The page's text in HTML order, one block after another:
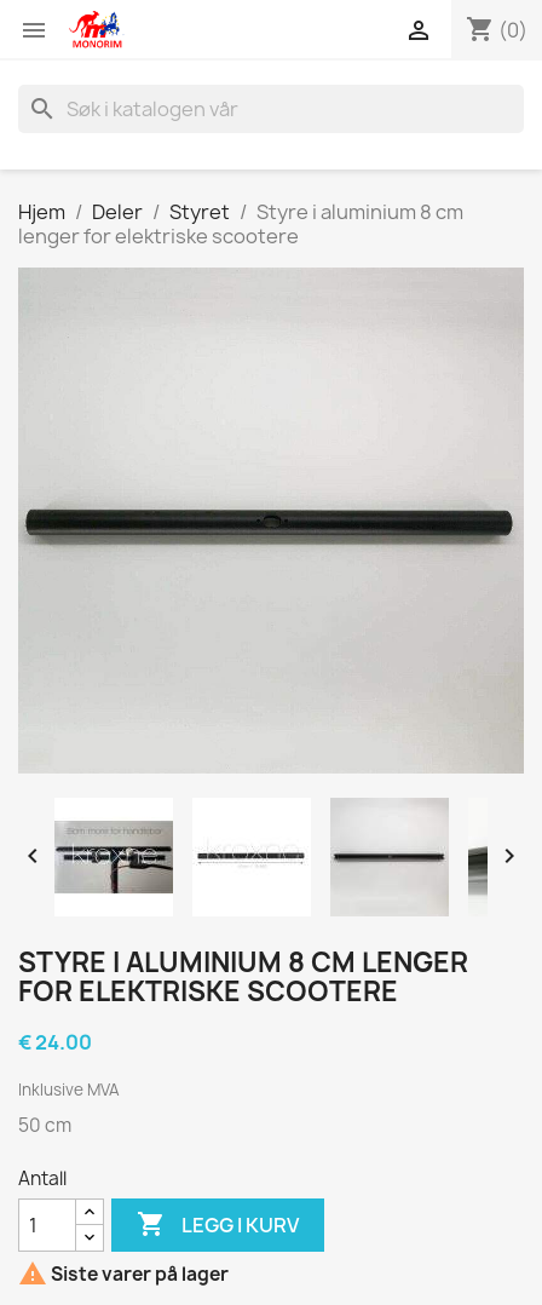
 shopping_cart (0)

search
Hjem Deler Styret
Styre i aluminium 8 cm
lenger for elektriske scootere
 
STYRE I ALUMINIUM 8 CM LENGER
FOR ELEKTRISKE SCOOTERE
€ 24.00
Inklusive MVA
50 cm
Antall
 LEGG I KURV
 Siste varer på lager